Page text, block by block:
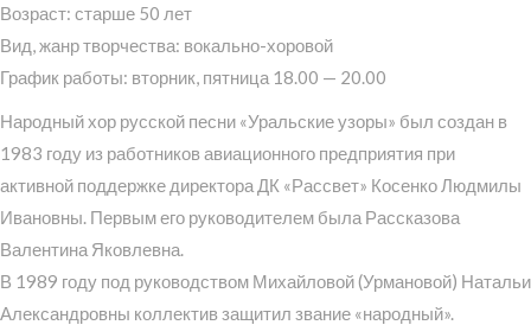
Возраст: старше 50 лет
Вид, жанр творчества: вокально-хоровой
График работы: вторник, пятница 18.00 — 20.00
Народный хор русской песни «Уральские узоры» был создан в
1983 году из работников авиационного предприятия при
активной поддержке директора ДК «Рассвет» Косенко Людмилы
Ивановны. Первым его руководителем была Рассказова
Валентина Яковлевна.
В 1989 году под руководством Михайловой (Урмановой) Натальи
Александровны коллектив защитил звание «народный».